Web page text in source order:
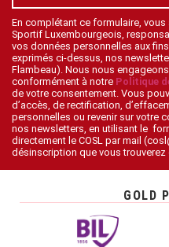
En complétant ce formulaire,
Sportif Luxembourgeois,
vos données personnelles aux
exprimés ci-dessus, nos
Flambeau). Nous nous
conformément à notre Politique
de votre consentement. Vous
d’accès, de rectification,
personnelles ou revenir sur votre
nos newsletters, en utilisant le
directement le COSL par mail
désinscription que vous trouverez
GOLD